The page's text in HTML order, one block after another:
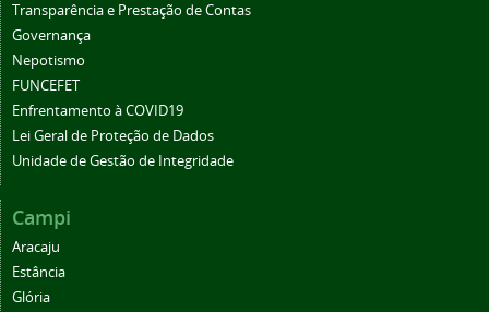
Transparência e Prestação de Contas
Governança
Nepotismo
FUNCEFET
Enfrentamento à COVID19
Lei Geral de Proteção de Dados
Unidade de Gestão de Integridade
Campi
Aracaju
Estância
Glória